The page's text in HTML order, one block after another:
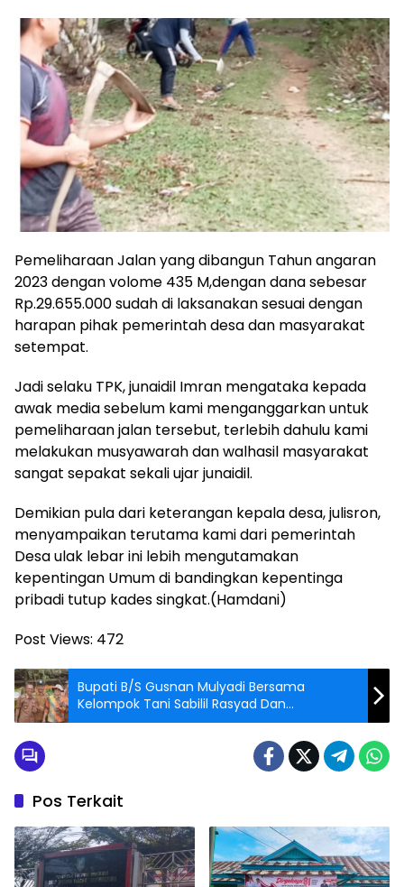
Pemeliharaan Jalan yang dibangun Tahun angaran
2023 dengan volome 435 M,dengan dana sebesar
Rp.29.655.000 sudah di laksanakan sesuai dengan
harapan pihak pemerintah desa dan masyarakat
setempat.
Jadi selaku TPK, junaidil Imran mengataka kepada
awak media sebelum kami menganggarkan untuk
pemeliharaan jalan tersebut, terlebih dahulu kami
melakukan musyawarah dan walhasil masyarakat
sangat sepakat sekali ujar junaidil.
Demikian pula dari keterangan kepala desa, julisron,
menyampaikan terutama kami dari pemerintah
Desa ulak lebar ini lebih mengutamakan
kepentingan Umum di bandingkan kepentinga
pribadi tutup kades singkat.(Hamdani)
Post Views: 472
Bupati B/S Gusnan Mulyadi Bersama
Kelompok Tani Sabilil Rasyad Dan
Pemerintah Desa Suka Jaya, Komoditi
Pos Terkait